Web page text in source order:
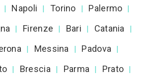
Napoli Torino Palermo
Firenze Bari Catania
Messina Padova
Brescia Parma Prato